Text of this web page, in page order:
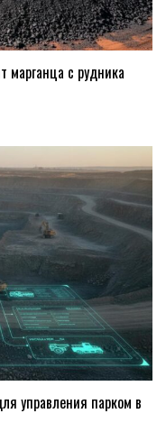
марганца с рудника
управления парком в